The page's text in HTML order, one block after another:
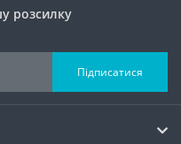
розсилку
Підписатися